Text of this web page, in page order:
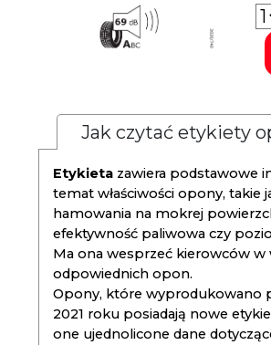
Jak czytać etykiety
Etykieta zawiera podstawowe
temat właściwości opony, takie
hamowania na mokrej
efektywność paliwowa czy
Ma ona wesprzeć kierowców w
odpowiednich opon.
Opony, które wyprodukowano
2021 roku posiadają nowe
one ujednolicone dane